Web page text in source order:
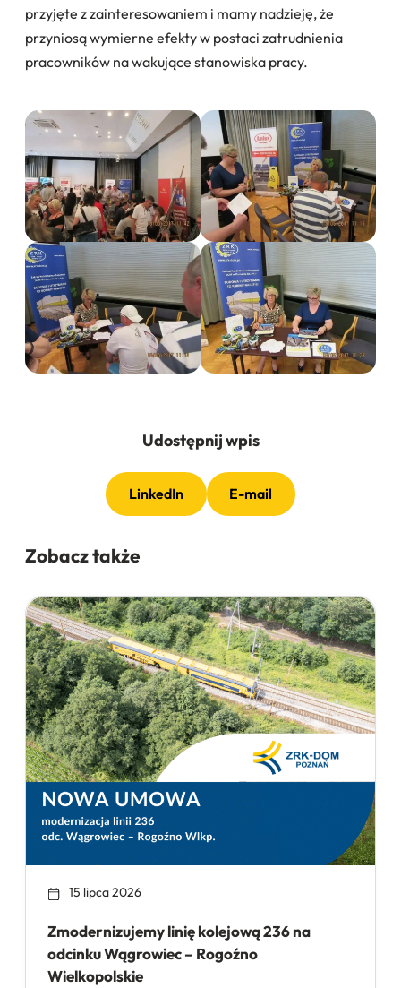
przyjęte z zainteresowaniem i mamy nadzieję, że
przyniosą wymierne efekty w postaci zatrudnienia
pracowników na wakujące stanowiska pracy.
Udostępnij wpis
LinkedIn E-mail
Zobacz także
15 lipca 2026
Zmodernizujemy linię kolejową 236 na
odcinku Wągrowiec – Rogoźno
Wielkopolskie